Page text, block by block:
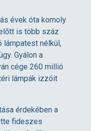
évek óta komoly
is több száz
lámpatest nélkül,
Gyálon a
cége 260 millió
lámpák izzóit
érdekében a
fideszes